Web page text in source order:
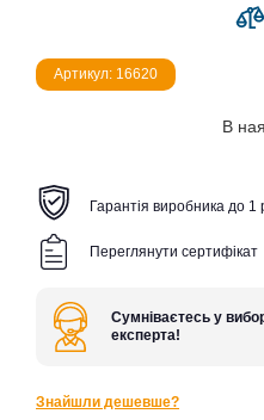
Артикул: 16620
В
Гарантія виробника до 1
Переглянути сертифікат
Сумніваєтесь у
експерта!
Знайшли дешевше?